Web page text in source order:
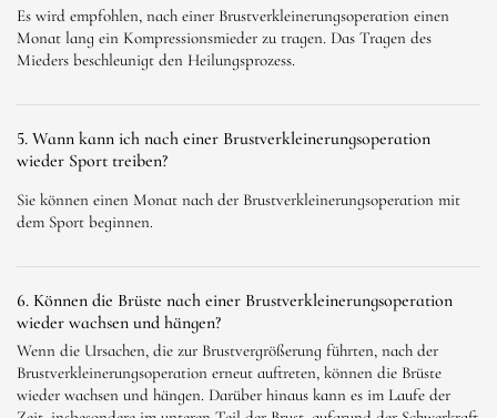
Es wird empfohlen, nach einer Brustverkleinerungsoperation einen
Monat lang ein Kompressionsmieder zu tragen. Das Tragen des
Mieders beschleunigt den Heilungsprozess.
5. Wann kann ich nach einer Brustverkleinerungsoperation
wieder Sport treiben?
Sie können einen Monat nach der Brustverkleinerungsoperation mit
dem Sport beginnen.
6. Können die Brüste nach einer Brustverkleinerungsoperation
wieder wachsen und hängen?
Wenn die Ursachen, die zur Brustvergrößerung führten, nach der
Brustverkleinerungsoperation erneut auftreten, können die Brüste
wieder wachsen und hängen. Darüber hinaus kann es im Laufe der